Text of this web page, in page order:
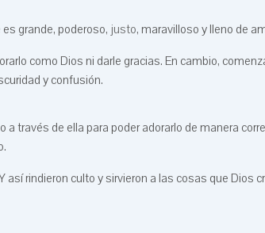
grande, poderoso, justo, maravilloso y lleno de
como Dios ni darle gracias. En cambio,
y confusión.
través de ella para poder adorarlo de manera
rindieron culto y sirvieron a las cosas que Dios